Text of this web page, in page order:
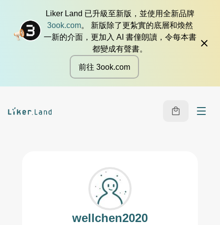
Liker Land 已升級至新版，並使用全新品牌
3ook.com。 新版除了更紮實的底層和煥然
一新的介面，更加入 AI 書僮朗讀，令每本書
都變成有聲書。
前往 3ook.com
wellchen2020